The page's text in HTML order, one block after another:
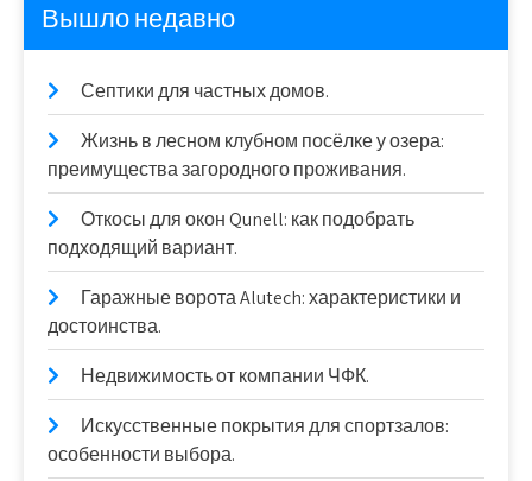
Вышло недавно
Септики для частных домов.
Жизнь в лесном клубном посёлке у озера:
преимущества загородного проживания.
Откосы для окон Qunell: как подобрать
подходящий вариант.
Гаражные ворота Alutech: характеристики и
достоинства.
Недвижимость от компании ЧФК.
Искусственные покрытия для спортзалов:
особенности выбора.